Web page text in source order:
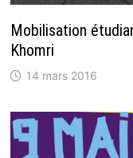
Mobilisation
Khomri
14 mars 2016